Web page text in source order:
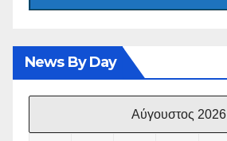
News By Day
Αύγουστος 2026